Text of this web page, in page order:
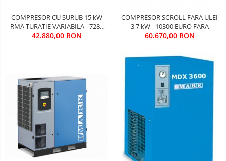
COMPRESOR CU SURUB 15 kW
RMA TURATIE VARIABILA - 7280
EURO FARA TVA
42.880,00 RON
COMPRESOR SCROLL FARA ULEI
3,7 kW - 10300 EURO FARA
60.670,00 RON